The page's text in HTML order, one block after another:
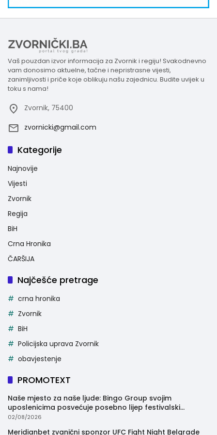
Vaš pouzdan izvor informacija za Zvornik i regiju! Svakodnevno
vam donosimo aktuelne, tačne i nepristrasne vijesti,
zanimljivosti i priče koje oblikuju našu zajednicu. Budite uvijek u
toku s nama!
Zvornik, 75400
zvornicki@gmail.com
Kategorije
Najnovije
Vijesti
Zvornik
Regija
BiH
Crna Hronika
ČARŠIJA
Najčešće pretrage
crna hronika
Zvornik
BiH
Policijska uprava Zvornik
obavjestenje
PROMOTEXT
Naše mjesto za naše ljude: Bingo Group svojim
uposlenicima posvećuje posebno lijep festivalski
trenutak
02/08/2026
Meridianbet zvanični sponzor UFC Fight Night Belgrade